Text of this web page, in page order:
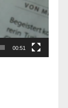
00:51